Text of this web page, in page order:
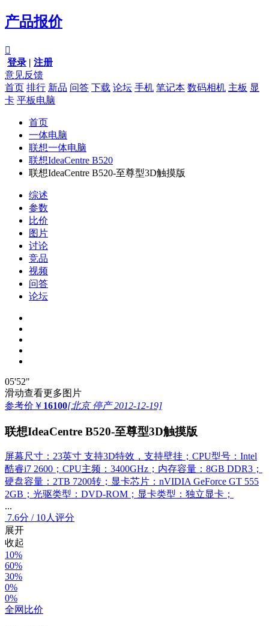
产品报价

登录 | 注册
意见反馈
首页 排行 新品 问答 下载 论坛 手机 笔记本 数码相机 主板 显
卡 平板电脑
首页
一体电脑
联想一体电脑
联想IdeaCentre B520
联想IdeaCentre B520-至尊型3D触摸版
综述
参数
比价
图片
讨论
竞品
视频
问答
论坛
05'52"
滑动查看更多图片
参考价 ￥ 16100[北京 停产 2012-12-19]
联想IdeaCentre B520-至尊型3D触摸版
屏幕尺寸：23英寸 支持3D特效，支持壁挂；CPU型号：Intel
酷睿i7 2600；CPU主频：3400GHz；内存容量：8GB DDR3；
硬盘容量：2TB 7200转；显卡芯片：nVIDIA GeForce GT 555
2GB；光驱类型：DVD-ROM；显卡类型：独立显卡；
...
7.6分 / 10人评分
展开
收起
10%
60%
30%
0%
0%
全网比价